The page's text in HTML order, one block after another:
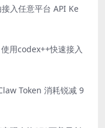
入任意平台 API Ke
用codex++快速接入
Token 消耗锐减 9